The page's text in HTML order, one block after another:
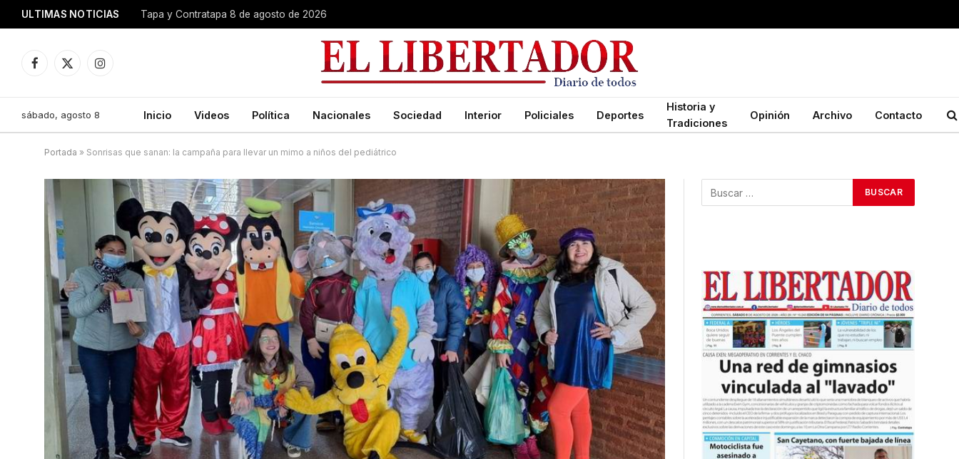
ULTIMAS NOTICIAS Tapa y Contratapa 8 de agosto de 2026
Facebook
X
Instagram
sábado, agosto 8 Inicio Videos Política Nacionales Sociedad Interior Policiales Deportes
Historia y
Tradiciones
Opinión Archivo Contacto
Portada » Sonrisas que sanan: la campaña para llevar un mimo a niños del pediátrico